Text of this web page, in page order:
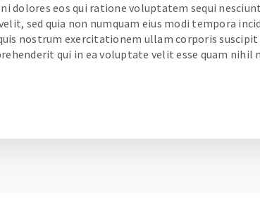
dolores eos qui ratione voluptatem sequi
sed quia non numquam eius modi tempora
nostrum exercitationem ullam corporis
qui in ea voluptate velit esse quam